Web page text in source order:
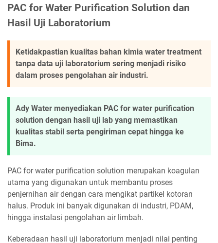
PAC for Water Purification Solution dan
Hasil Uji Laboratorium
Ketidakpastian kualitas bahan kimia water treatment
tanpa data uji laboratorium sering menjadi risiko
dalam proses pengolahan air industri.
Ady Water menyediakan PAC for water purification
solution dengan hasil uji lab yang memastikan
kualitas stabil serta pengiriman cepat hingga ke
Bima.
PAC for water purification solution merupakan koagulan
utama yang digunakan untuk membantu proses
penjernihan air dengan cara mengikat partikel kotoran
halus. Produk ini banyak digunakan di industri, PDAM,
hingga instalasi pengolahan air limbah.
Keberadaan hasil uji laboratorium menjadi nilai penting